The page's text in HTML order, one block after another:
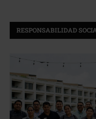
RESPONSABILIDAD